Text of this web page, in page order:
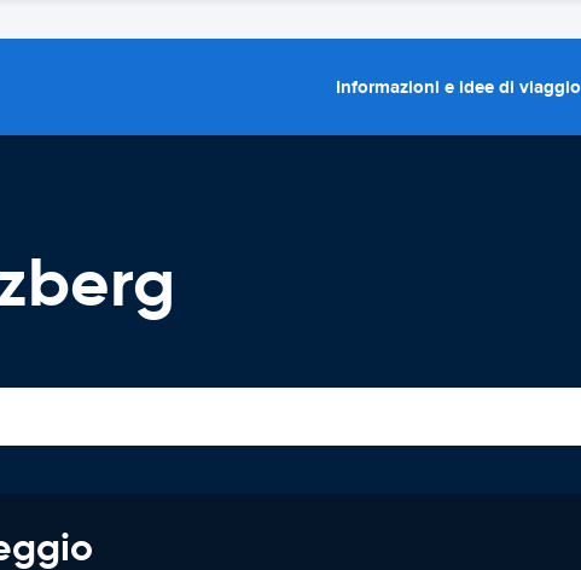
Informazioni e idee di viaggio